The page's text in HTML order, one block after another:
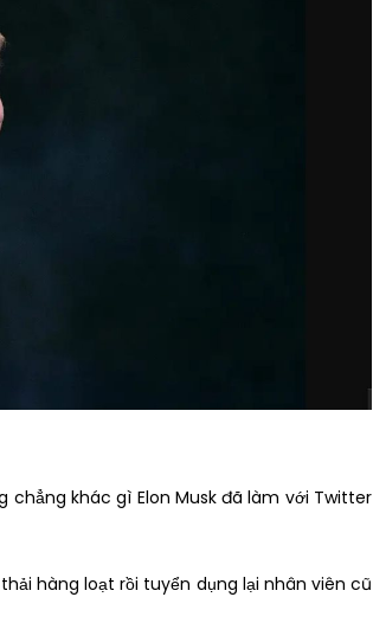
chẳng khác gì Elon Musk đã làm với Twitter
hàng loạt rồi tuyển dụng lại nhân viên cũ